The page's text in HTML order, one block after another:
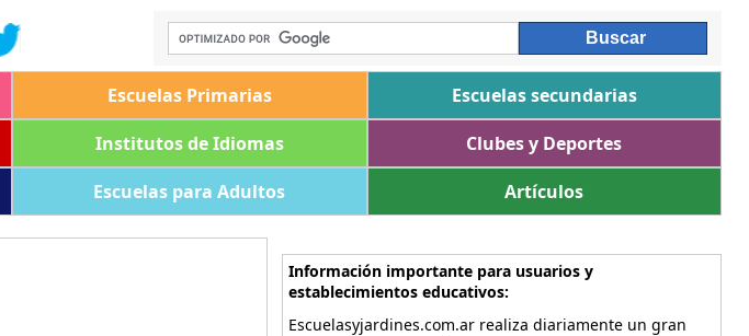
Escuelas Primarias
Escuelas secundarias
Institutos de Idiomas
Clubes y Deportes
Escuelas para Adultos Artículos
Información importante para usuarios y
establecimientos educativos:
Escuelasyjardines.com.ar realiza diariamente un gran